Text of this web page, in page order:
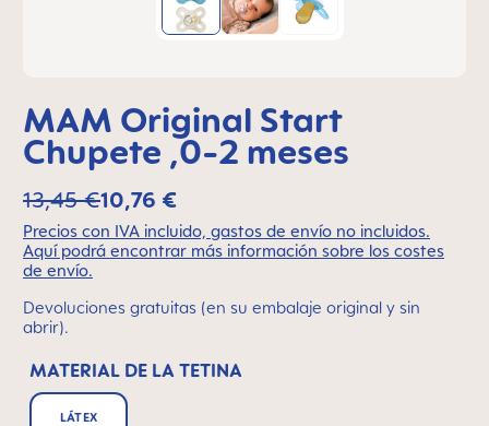
MAM Original Start
Chupete ,0-2 meses
10,76 €
13,45 €
Precios con IVA incluido, gastos de envío no incluidos.
Aquí podrá encontrar más información sobre los costes
de envío.
Devoluciones gratuitas (en su embalaje original y sin
abrir).
MATERIAL DE LA TETINA
LÁTEX